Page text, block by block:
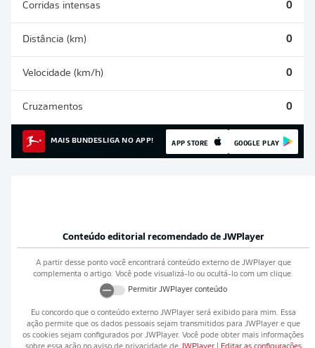
Corridas intensas 0
Distância (km) 0
Velocidade (km/h) 0
Cruzamentos 0
MAIS BUNDESLIGA NO APP! APP STORE GOOGLE PLAY
Conteúdo editorial recomendado de JWPlayer
A partir desse ponto você encontrará conteúdo externo de JWPlayerque
complementa o artigo. Você pode visualizá-lo ou ocultá-lo com um clique.
Permitir JWPlayerconteúdo
Eu concordo que o conteúdo externo JWPlayerserá exibido para mim. Essa
ação permite que os dados pessoais sejam transmitidos para JWPlayere que
os cookies sejam configurados por JWPlayer. Você pode obter mais informações